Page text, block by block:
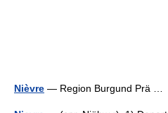
Nièvre — Region Burgund Prä …